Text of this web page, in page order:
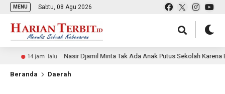
MENU Sabtu, 08 Agu 2026
14 jam lalu Nasir Djamil Minta Tak Ada Anak Putus Sekolah Karena Ekonomi
Beranda Daerah